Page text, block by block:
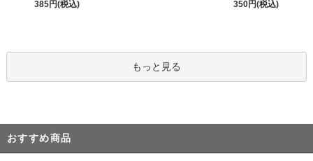
385円(税込)
350円(税込)
もっと見る
おすすめ商品